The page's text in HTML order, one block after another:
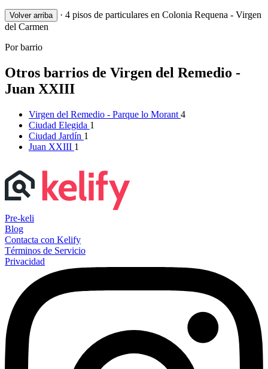
Volver arriba · 4 pisos de particulares en Colonia Requena - Virgen
del Carmen
Por barrio
Otros barrios de Virgen del Remedio -
Juan XXIII
Virgen del Remedio - Parque lo Morant 4
Ciudad Elegida 1
Ciudad Jardín 1
Juan XXIII 1
Pre-keli
Blog
Contacta con Kelify
Términos de Servicio
Privacidad